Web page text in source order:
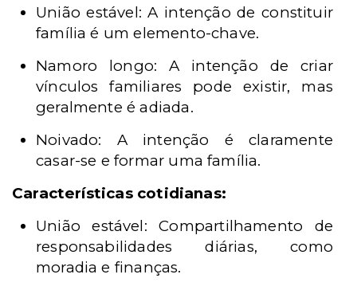
União estável: A intenção de constituir
família é um elemento-chave.
Namoro longo: A intenção de criar
vínculos familiares pode existir, mas
geralmente é adiada.
Noivado: A intenção é claramente
casar-se e formar uma família.
Características cotidianas:
União estável: Compartilhamento de
responsabilidades diárias, como
moradia e finanças.